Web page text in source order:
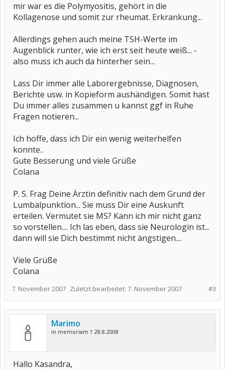
mir war es die Polymyositis, gehört in die
Kollagenose und somit zur rheumat. Erkrankung...
Allerdings gehen auch meine TSH-Werte im
Augenblick runter, wie ich erst seit heute weiß... -
also muss ich auch da hinterher sein...
Lass Dir immer alle Laborergebnisse, Diagnosen,
Berichte usw. in Kopieform aushändigen. Somit hast
Du immer alles zusammen u kannst ggf in Ruhe
Fragen notieren...
Ich hoffe, dass ich Dir ein wenig weiterhelfen
konnte..
Gute Besserung und viele Grüße
Colana
P. S. Frag Deine Ärztin definitiv nach dem Grund der
Lumbalpunktion... Sie muss Dir eine Auskunft
erteilen. Vermutet sie MS? Kann ich mir nicht ganz
so vorstellen.... Ich las eben, dass sie Neurologin ist...
dann will sie Dich bestimmt nicht ängstigen....
Viele Grüße
Colana
#3
7. November 2007 Zuletzt bearbeitet: 7. November 2007
Marimo
in memoriam † 28.8.2008
Hallo Kasandra,